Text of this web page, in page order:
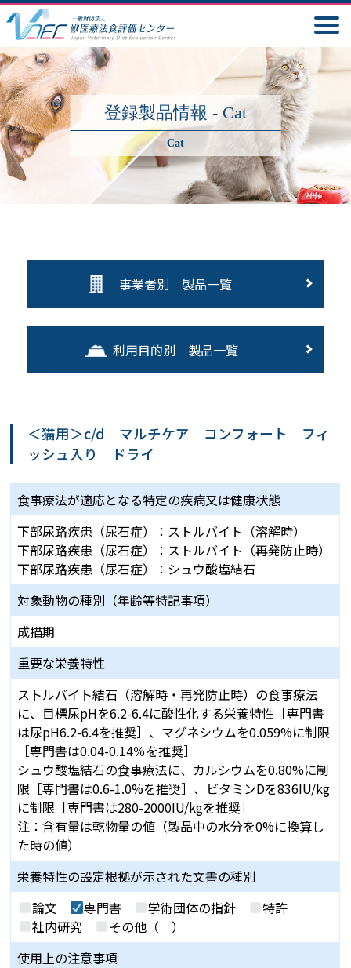
登録製品情報 - Cat
Cat
事業者別 製品一覧
利用目的別 製品一覧
＜猫用＞c/d マルチケア コンフォート フィ
ッシュ入り ドライ
食事療法が適応となる特定の疾病又は健康状態
下部尿路疾患（尿石症）：ストルバイト（溶解時）
下部尿路疾患（尿石症）：ストルバイト（再発防止時）
下部尿路疾患（尿石症）：シュウ酸塩結石
対象動物の種別 （年齢等特記事項）
成描期
重要な栄養特性
ストルバイト結⽯（溶解時・再発防⽌時）の⾷事療法
に、⽬標尿pHを6.2-6.4に酸性化する栄養特性［専⾨書
は尿pH6.2-6.4を推奨］、マグネシウムを0.059%に制限
［専⾨書は0.04-0.14％を推奨］
シュウ酸塩結⽯の⾷事療法に、カルシウムを0.80%に制
限［専⾨書は0.6-1.0%を推奨］、ビタミンDを836IU/kg
に制限［専⾨書は280-2000IU/kgを推奨］
注：含有量は乾物量の値（製品中の⽔分を0%に換算し
た時の値）
栄養特性の設定根拠が示された文書の種別
論文
専門書 学術団体の指針
特許
社内研究
その他（ ）
使用上の注意事項